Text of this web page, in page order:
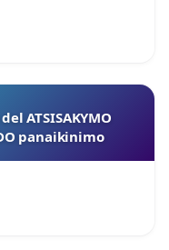
ATSISAKYMO
panaikinimo